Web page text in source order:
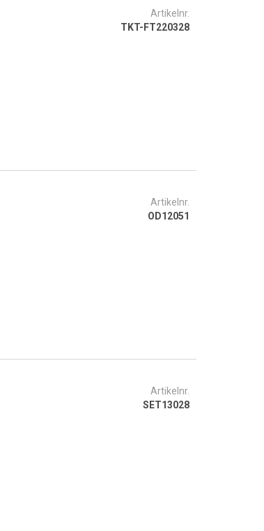
Artikelnr.
TKT-FT220328
Artikelnr.
OD12051
Artikelnr.
SET13028